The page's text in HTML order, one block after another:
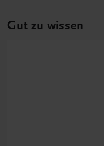
Gut zu wissen